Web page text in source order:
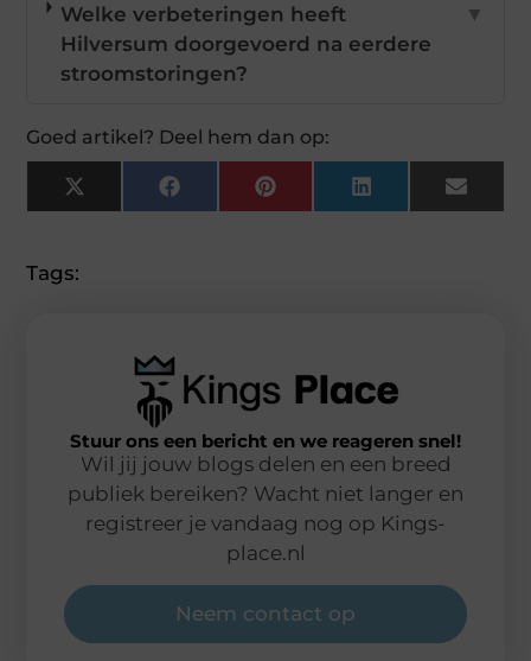
Welke verbeteringen heeft
Hilversum doorgevoerd na eerdere
stroomstoringen?
▼
Goed artikel? Deel hem dan op:
X
(Twitter)
FacebookPinterestLinkedInEmail
Tags:
Stuur ons een bericht en we reageren snel!
Wil jij jouw blogs delen en een breed
publiek bereiken? Wacht niet langer en
registreer je vandaag nog op Kings-
place.nl
Neem contact op